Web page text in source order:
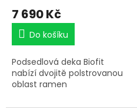
7 690 Kč
Do košíku
Podsedlová deka Biofit
nabízí dvojitě polstrovanou
oblast ramen